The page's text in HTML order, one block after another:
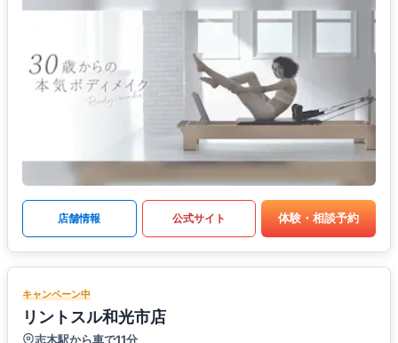
店舗情報 公式サイト 体験・相談予約
キャンペーン中
リントスル和光市店
志木駅から車で11分